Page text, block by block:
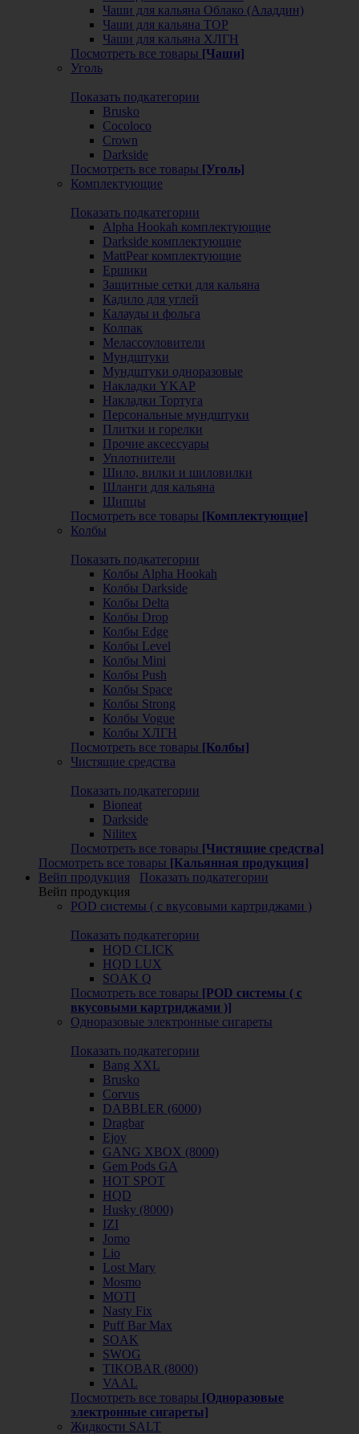
Чаши для кальяна Облако (Аладдин)
Чаши для кальяна ТОР
Чаши для кальяна ХЛГН
Посмотреть все товары [Чаши]
Уголь
Показать подкатегории
Brusko
Cocoloco
Crown
Darkside
Посмотреть все товары [Уголь]
Комплектующие
Показать подкатегории
Alpha Hookah комплектующие
Darkside комплектующие
MattPear комплектующие
Ершики
Защитные сетки для кальяна
Кадило для углей
Калауды и фольга
Колпак
Мелассоуловители
Мундштуки
Мундштуки одноразовые
Накладки YKAP
Накладки Тортуга
Персональные мундштуки
Плитки и горелки
Прочие аксессуары
Уплотнители
Шило, вилки и шиловилки
Шланги для кальяна
Щипцы
Посмотреть все товары [Комплектующие]
Колбы
Показать подкатегории
Колбы Alpha Hookah
Колбы Darkside
Колбы Delta
Колбы Drop
Колбы Edge
Колбы Level
Колбы Mini
Колбы Push
Колбы Space
Колбы Strong
Колбы Vogue
Колбы ХЛГН
Посмотреть все товары [Колбы]
Чистящие средства
Показать подкатегории
Bioneat
Darkside
Nilitex
Посмотреть все товары [Чистящие средства]
Посмотреть все товары [Кальянная продукция]
Вейп продукция
Показать подкатегории
Вейп продукция
POD системы ( с вкусовыми картриджами )
Показать подкатегории
HQD CLICK
HQD LUX
SOAK Q
Посмотреть все товары [POD системы ( с
вкусовыми картриджами )]
Одноразовые электронные сигареты
Показать подкатегории
Bang XXL
Brusko
Corvus
DABBLER (6000)
Dragbar
Ejoy
GANG XBOX (8000)
Gem Pods GA
HOT SPOT
HQD
Husky (8000)
IZI
Jomo
Lio
Lost Mary
Mosmo
MOTI
Nasty Fix
Puff Bar Max
SOAK
SWOG
TIKOBAR (8000)
VAAL
Посмотреть все товары [Одноразовые
электронные сигареты]
Жидкости SALT